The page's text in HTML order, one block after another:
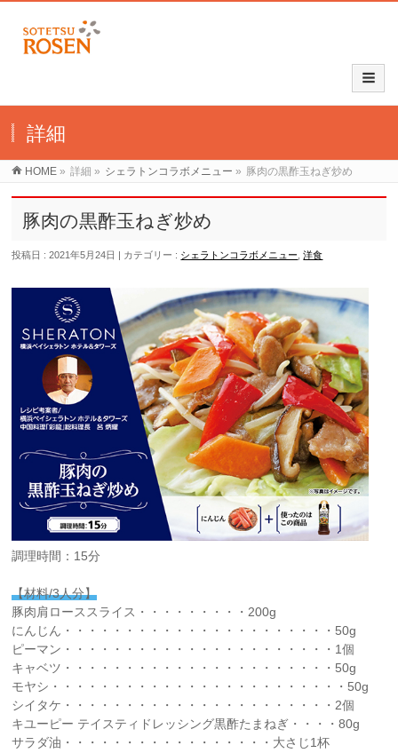
詳細
HOME » 詳細 » シェラトンコラボメニュー » 豚肉の黒酢玉ねぎ炒め
豚肉の黒酢玉ねぎ炒め
投稿日 : 2021年5月24日 カテゴリー : シェラトンコラボメニュー ,洋食
調理時間：15分
【材料/3人分】
豚肉肩ローススライス・・・・・・・・・200g
にんじん・・・・・・・・・・・・・・・・・・・・・・50g
ピーマン・・・・・・・・・・・・・・・・・・・・・・1個
キャベツ・・・・・・・・・・・・・・・・・・・・・・50g
モヤシ・・・・・・・・・・・・・・・・・・・・・・・・50g
シイタケ・・・・・・・・・・・・・・・・・・・・・・2個
キユーピー テイスティドレッシング黒酢たまねぎ・・・・80g
サラダ油・・・・・・・・・・・・・・・・・大さじ1杯